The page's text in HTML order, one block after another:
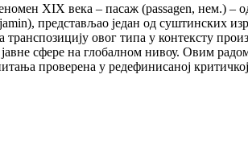
XIX века – пасаж (passagen, нем.) –
представљао један од суштинских
овог типа у контексту
сфере на глобалном нивоу. Овим
проверена у редефинисаној